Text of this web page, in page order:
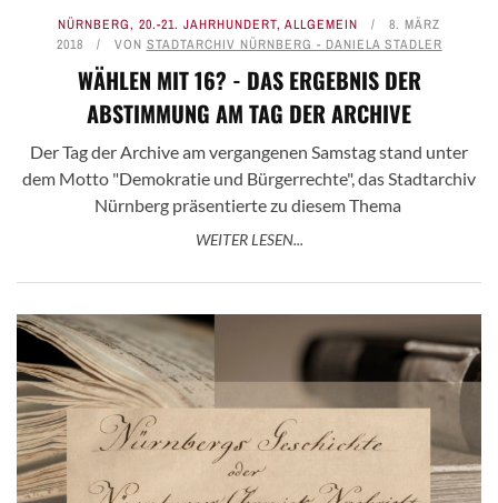
NÜRNBERG, 20.-21. JAHRHUNDERT, ALLGEMEIN
8. MÄRZ
2018
VON STADTARCHIV NÜRNBERG - DANIELA STADLER
WÄHLEN MIT 16? - DAS ERGEBNIS DER
ABSTIMMUNG AM TAG DER ARCHIVE
Der Tag der Archive am vergangenen Samstag stand unter
dem Motto "Demokratie und Bürgerrechte", das Stadtarchiv
Nürnberg präsentierte zu diesem Thema
WEITER LESEN...